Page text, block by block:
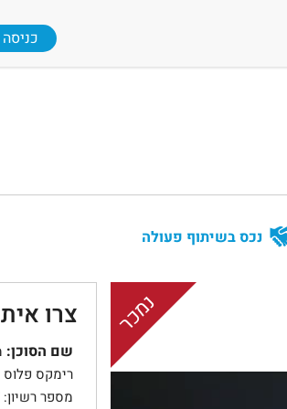
נכס בשיתוף פעולה
צרו
שם הסוכן:
רימקס
מספר רשיון: 3153837
נמכר